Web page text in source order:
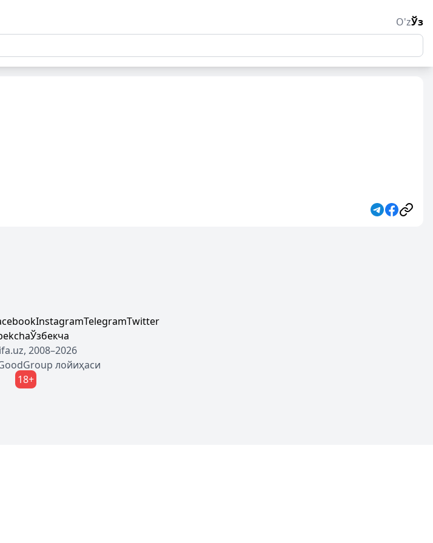
O'zЎз
InstagramTelegramTwitter
Ўзбекча
2008–2026
лойиҳаси
18+